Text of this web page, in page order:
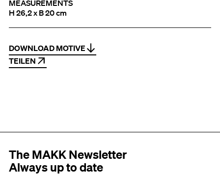
MEASUREMENTS
H 26,2 x B 20 cm
DOWNLOAD MOTIVE
TEILEN
The MAKK Newsletter
Always up to date